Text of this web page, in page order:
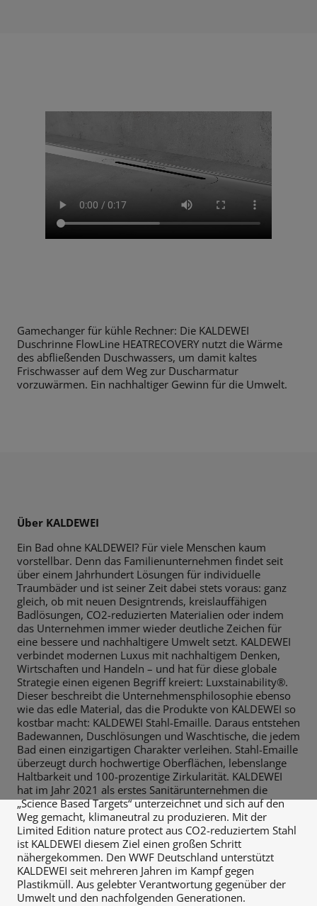
Gamechanger für kühle Rechner: Die KALDEWEI
Duschrinne FlowLine HEATRECOVERY nutzt die Wärme
des abfließenden Duschwassers, um damit kaltes
Frischwasser auf dem Weg zur Duscharmatur
vorzuwärmen. Ein nachhaltiger Gewinn für die Umwelt.
Über KALDEWEI
Ein Bad ohne KALDEWEI? Für viele Menschen kaum
vorstellbar. Denn das Familienunternehmen findet seit
über einem Jahrhundert Lösungen für individuelle
Traumbäder und ist seiner Zeit dabei stets voraus: ganz
gleich, ob mit neuen Designtrends, kreislauffähigen
Badlösungen, CO2-reduzierten Materialien oder indem
das Unternehmen immer wieder deutliche Zeichen für
eine bessere und nachhaltigere Umwelt setzt. KALDEWEI
verbindet modernen Luxus mit nachhaltigem Denken,
Wirtschaften und Handeln – und hat für diese globale
Strategie einen eigenen Begriff kreiert: Luxstainability®.
Dieser beschreibt die Unternehmensphilosophie ebenso
wie das edle Material, das die Produkte von KALDEWEI so
kostbar macht: KALDEWEI Stahl-Emaille. Daraus entstehen
Badewannen, Duschlösungen und Waschtische, die jedem
Bad einen einzigartigen Charakter verleihen. Stahl-Emaille
überzeugt durch hochwertige Oberflächen, lebenslange
Haltbarkeit und 100-prozentige Zirkularität. KALDEWEI
hat im Jahr 2021 als erstes Sanitärunternehmen die
„Science Based Targets“ unterzeichnet und sich auf den
Weg gemacht, klimaneutral zu produzieren. Mit der
Limited Edition nature protect aus CO2-reduziertem Stahl
ist KALDEWEI diesem Ziel einen großen Schritt
nähergekommen. Den WWF Deutschland unterstützt
KALDEWEI seit mehreren Jahren im Kampf gegen
Plastikmüll. Aus gelebter Verantwortung gegenüber der
Umwelt und den nachfolgenden Generationen.